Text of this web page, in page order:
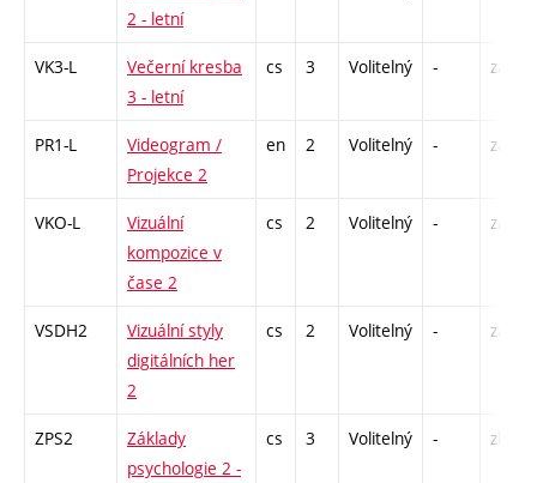
2 - letní
VK3-L
Večerní kresba
3 - letní
cs 3 Volitelný - zá,zk
PR1-L
Videogram /
Projekce 2
en 2 Volitelný - zá
VKO-L
Vizuální
kompozice v
čase 2
cs 2 Volitelný - zá
VSDH2
Vizuální styly
digitálních her
2
cs 2 Volitelný - zá
ZPS2
Základy
psychologie 2 -
cs 3 Volitelný - zk